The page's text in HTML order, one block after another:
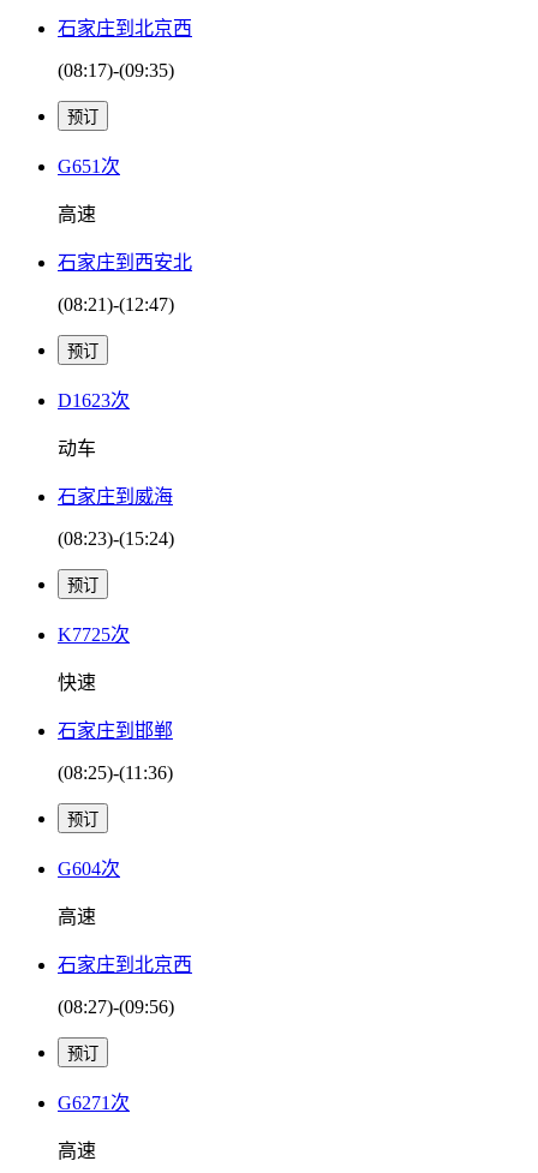
石家庄到北京西
(08:17)-(09:35)
G651次
高速
石家庄到西安北
(08:21)-(12:47)
D1623次
动车
石家庄到威海
(08:23)-(15:24)
K7725次
快速
石家庄到邯郸
(08:25)-(11:36)
G604次
高速
石家庄到北京西
(08:27)-(09:56)
G6271次
高速